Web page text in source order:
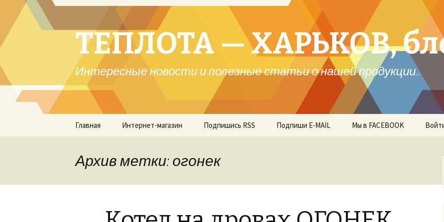
ТЕПЛОТА — ХАРЬКОВ,
Интересные новости и полезные статьи о нашей продукции..
Перейти
Главная Интернет-магазин Подпишись RSS Подпиши E-MAIL Мы в FACEBOOK
Архив метки: огонек